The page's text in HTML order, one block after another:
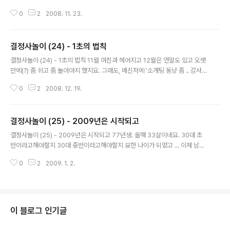
가 진행되었지만 결국 헤어지고 다시 혼자가 되었네요. * 다시 살려봐 커플넷 ?!
만 내야하는거 아닐까요 ? 이게 뭐냐하는 생각이 들어 매칭 중지 했던거 풀었는
데 이번에는 인증지수 달랑 9점. 졸업한 내용만 남고 [회원정보입력]도 작성요
망만 남았군요. 사람들에게 물어보니 6개월 지나면 신원증명을 다시해야한다고
0 2 2008. 11. 23.
결정사놀이 (24) - 1초의 법칙
결정사놀이 (24) - 1초의 법칙 11월 여친과 헤어지고 12월은 연말도 있고 오랫
만에(?) 좀 쉬고 좀 놀아야지 했지요. 그래도, 메신저에 '소개팅 동냥 좀 .. 감사
소개팅은 안시켜주고.. TT 그래도 세상에는 '선'도 있어 소개팅을 두 개 받았습
다. 강남역에서 그녀를 기다리며 책을 읽고 있었죠. 보통 여자분들이 10-20분
늦기 때문에 책은 필수이더군요. 마음의 양식 뿐 아니라 책 읽는 모습은 상대에
게 지적인 이미지까지 줄 수 있다는 나름 전략이 숨겨..
0 2 2008. 12. 19.
결정사놀이 (25) - 2009년은 시작되고
결정사놀이 (25) - 2009년은 시작되고 77년생. 올해 33살이네요. 30대 초
반이라고해야할지 30대 중반이라고해야할지 묘한 나이가 되었고 ... 이제 남자
르지 않냐 ?"라는 얘기를 종종했는데 이제는 아니게되었네요. 스스로도 올해부
전에 연락두절 혹시나 있을지 모르는 크리스마스의 기적을 생각하며 만난 마지
막 1명은 애프터도 안됨.... TT 결과적으로 상대 거절이 더 많았네요. 아.... ..
0 2 2009. 1. 2.
이 블로그 인기글